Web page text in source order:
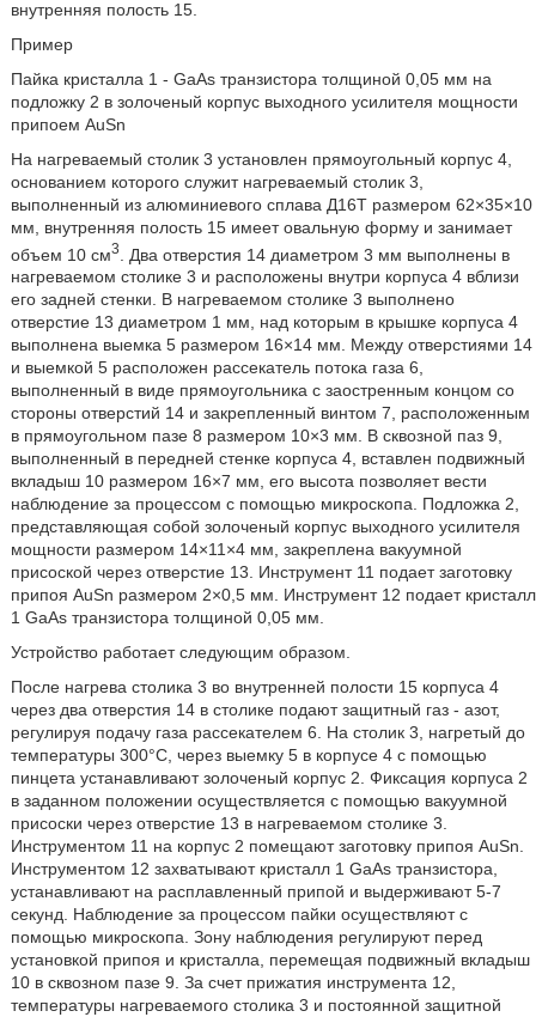
внутренняя полость 15.
Пример
Пайка кристалла 1 - GaAs транзистора толщиной 0,05 мм на
подложку 2 в золоченый корпус выходного усилителя мощности
припоем AuSn
На нагреваемый столик 3 установлен прямоугольный корпус 4,
основанием которого служит нагреваемый столик 3,
выполненный из алюминиевого сплава Д16Т размером 62×35×10
мм, внутренняя полость 15 имеет овальную форму и занимает
объем 10 см3
. Два отверстия 14 диаметром 3 мм выполнены в
нагреваемом столике 3 и расположены внутри корпуса 4 вблизи
его задней стенки. В нагреваемом столике 3 выполнено
отверстие 13 диаметром 1 мм, над которым в крышке корпуса 4
выполнена выемка 5 размером 16×14 мм. Между отверстиями 14
и выемкой 5 расположен рассекатель потока газа 6,
выполненный в виде прямоугольника с заостренным концом со
стороны отверстий 14 и закрепленный винтом 7, расположенным
в прямоугольном пазе 8 размером 10×3 мм. В сквозной паз 9,
выполненный в передней стенке корпуса 4, вставлен подвижный
вкладыш 10 размером 16×7 мм, его высота позволяет вести
наблюдение за процессом с помощью микроскопа. Подложка 2,
представляющая собой золоченый корпус выходного усилителя
мощности размером 14×11×4 мм, закреплена вакуумной
присоской через отверстие 13. Инструмент 11 подает заготовку
припоя AuSn размером 2×0,5 мм. Инструмент 12 подает кристалл
1 GaAs транзистора толщиной 0,05 мм.
Устройство работает следующим образом.
После нагрева столика 3 во внутренней полости 15 корпуса 4
через два отверстия 14 в столике подают защитный газ - азот,
регулируя подачу газа рассекателем 6. На столик 3, нагретый до
температуры 300°C, через выемку 5 в корпусе 4 с помощью
пинцета устанавливают золоченый корпус 2. Фиксация корпуса 2
в заданном положении осуществляется с помощью вакуумной
присоски через отверстие 13 в нагреваемом столике 3.
Инструментом 11 на корпус 2 помещают заготовку припоя AuSn.
Инструментом 12 захватывают кристалл 1 GaAs транзистора,
устанавливают на расплавленный припой и выдерживают 5-7
секунд. Наблюдение за процессом пайки осуществляют с
помощью микроскопа. Зону наблюдения регулируют перед
установкой припоя и кристалла, перемещая подвижный вкладыш
10 в сквозном пазе 9. За счет прижатия инструмента 12,
температуры нагреваемого столика 3 и постоянной защитной